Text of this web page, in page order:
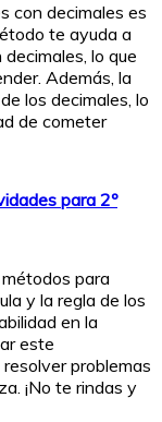
con decimales es
te ayuda a
lo que
Además, la
los decimales, lo
de cometer
para 2º
para
y la regla de los
en la
este
problemas
¡No te rindas y